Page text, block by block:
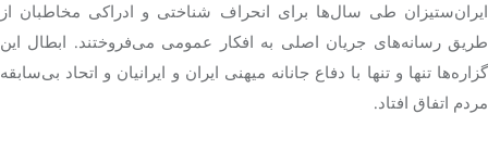
ایران‌ستیزان طی سال‌ها برای انحراف شناختی و ادراکی مخاطبان از
طریق رسانه‌های جریان اصلی به افکار عمومی می‌فروختند. ابطال این
گزاره‌ها تنها و تنها با دفاع جانانه میهنی ایران و ایرانیان و اتحاد بی‌سابقه
مردم اتفاق افتاد.